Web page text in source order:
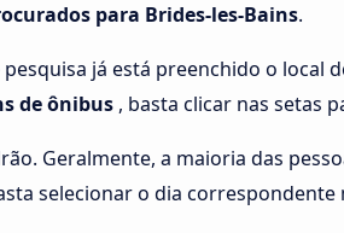
para Brides-les-Bains.
já está preenchido o local
de ônibus , basta clicar nas setas
Geralmente, a maioria das
selecionar o dia